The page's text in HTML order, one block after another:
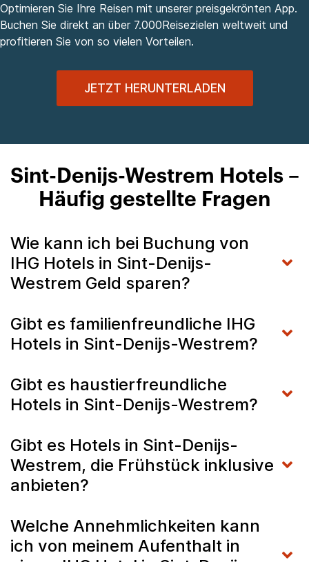
Optimieren Sie Ihre Reisen mit unserer preisgekrönten App.
Buchen Sie direkt an über 7.000Reisezielen weltweit und
profitieren Sie von so vielen Vorteilen.
JETZT HERUNTERLADEN
Sint-Denijs-Westrem Hotels –
Häufig gestellte Fragen
Wie kann ich bei Buchung von
IHG Hotels in Sint-Denijs-
Westrem Geld sparen?
Gibt es familienfreundliche IHG
Hotels in Sint-Denijs-Westrem?
Gibt es haustierfreundliche
Hotels in Sint-Denijs-Westrem?
Gibt es Hotels in Sint-Denijs-
Westrem, die Frühstück inklusive
anbieten?
Welche Annehmlichkeiten kann
ich von meinem Aufenthalt in